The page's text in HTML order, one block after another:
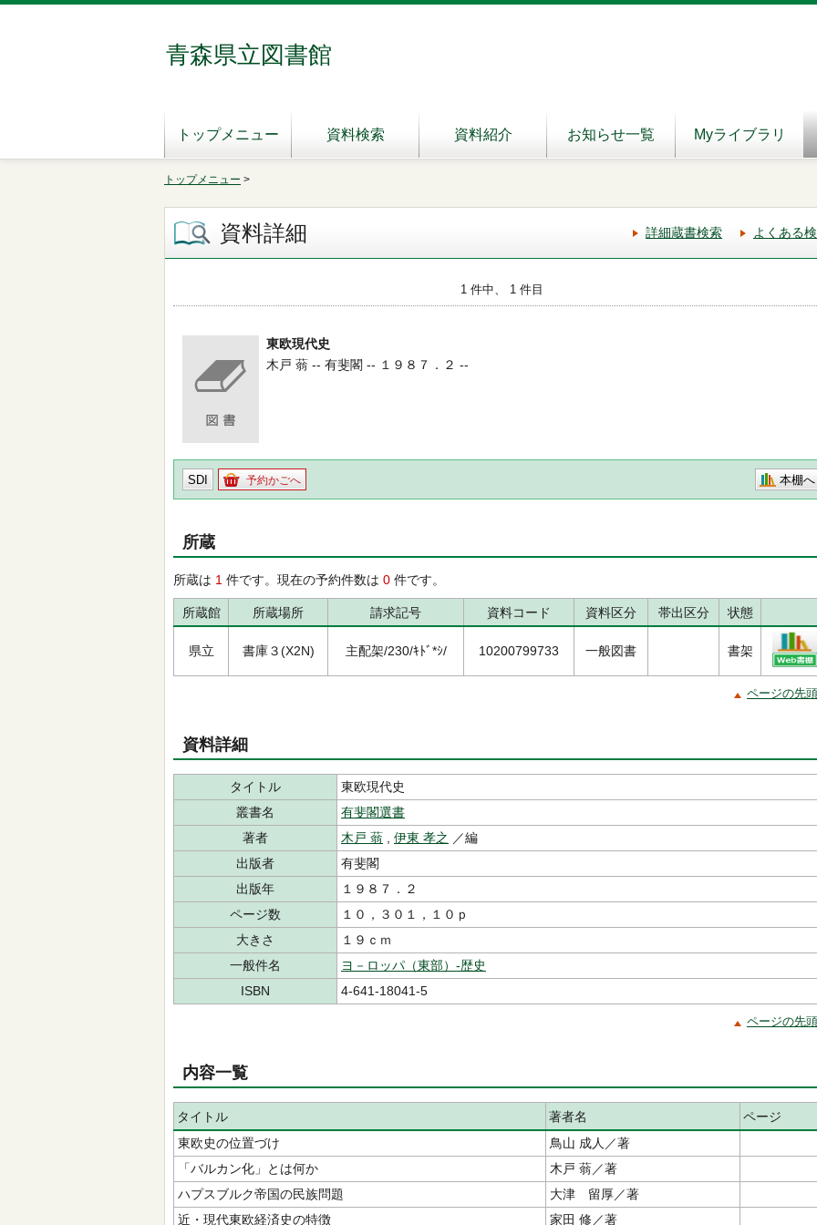
青森県立図書館
トップメニュー 資料検索 資料紹介 お知らせ一覧 Myライブラリ
トップメニュー >
資料詳細 詳細蔵書検索 よくある
1 件中、 1 件目
東欧現代史
木戸 蓊 -- 有斐閣 -- １９８７．２ --
SDI 予約かごへ 本棚へ
所蔵
所蔵は 1 件です。現在の予約件数は 0 件です。
所蔵館 所蔵場所 請求記号 資料コード 資料区分 帯出区分 状態
県立 書庫３(X2N) 主配架/230/ｷﾄﾞ*ｼ/ 10200799733 一般図書 書架
ページの先
資料詳細
タイトル
東欧現代史
叢書名
有斐閣選書
著者
木戸 蓊 伊東 孝之 ／編
出版者
有斐閣
出版年
１９８７．２
ページ数
１０，３０１，１０ｐ
大きさ
１９ｃｍ
一般件名
ヨ－ロッパ（東部）‐歴史
ISBN
4-641-18041-5
ページの先
内容一覧
タイトル 著者名
ページ
東欧史の位置づけ
鳥山 成人／著
「バルカン化」とは何か
木戸 蓊／著
ハプスブルク帝国の民族問題
大津 留厚／著
近・現代東欧経済史の特徴
家田 修／著